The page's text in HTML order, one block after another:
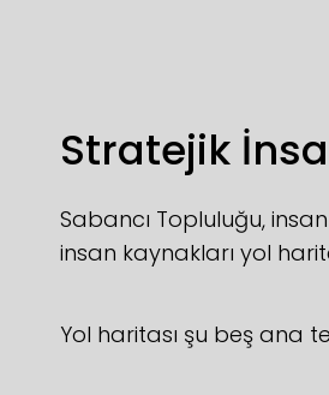
Stratejik
Sabancı Topluluğu,
insan kaynakları yol
Yol haritası şu beş ana